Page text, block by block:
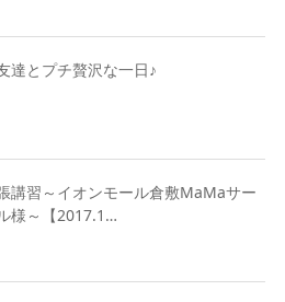
達とプチ贅沢な一日♪
講習～イオンモール倉敷MaMaサー
様～【2017.1…